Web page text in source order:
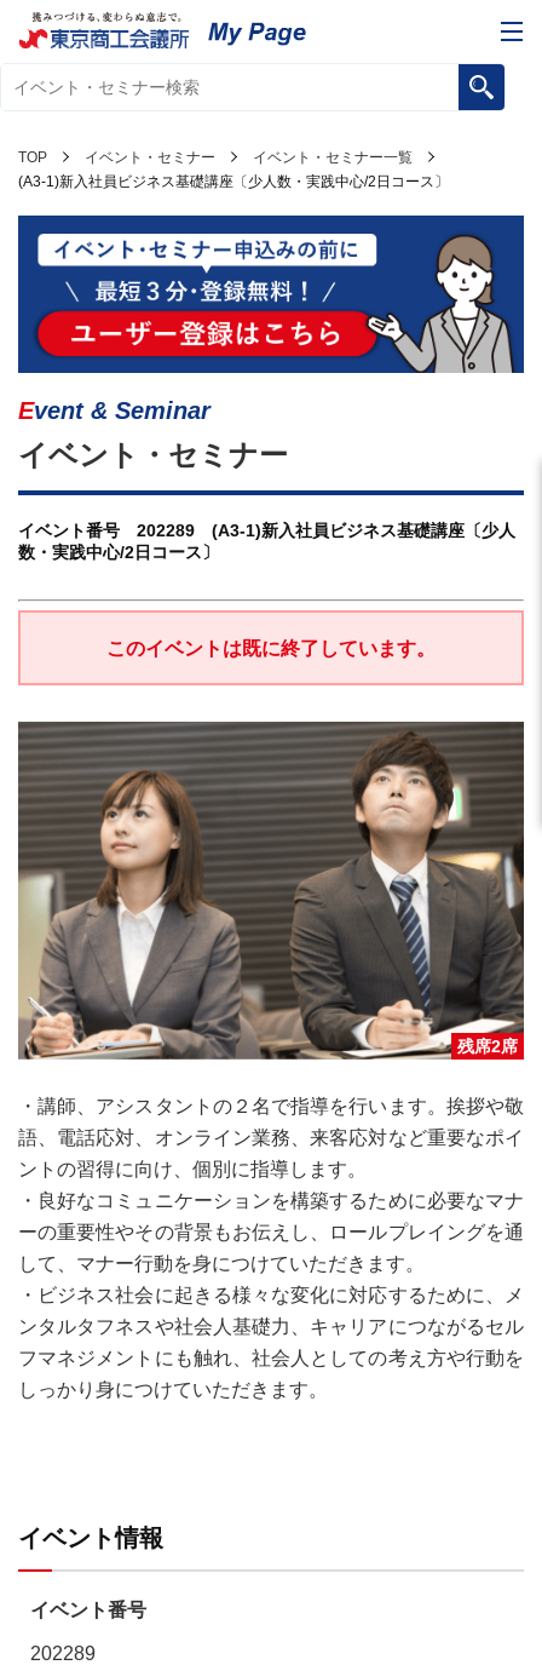
TOP イベント・セミナー
イベント・セミナー一覧
(A3-1)新入社員ビジネス基礎講座〔少人数・実践中心/2日コース〕
Event & Seminar
イベント・セミナー
イベント番号 202289 (A3-1)新入社員ビジネス基礎講座〔少人
数・実践中心/2日コース〕
このイベントは既に終了しています。
残席2席
・講師、アシスタントの２名で指導を行います。挨拶や敬
語、電話応対、オンライン業務、来客応対など重要なポイ
ントの習得に向け、個別に指導します。
・良好なコミュニケーションを構築するために必要なマナ
ーの重要性やその背景もお伝えし、ロールプレイングを通
して、マナー行動を身につけていただきます。
・ビジネス社会に起きる様々な変化に対応するために、メ
ンタルタフネスや社会人基礎力、キャリアにつながるセル
フマネジメントにも触れ、社会人としての考え方や行動を
しっかり身につけていただきます。
イベント情報
イベント番号
202289